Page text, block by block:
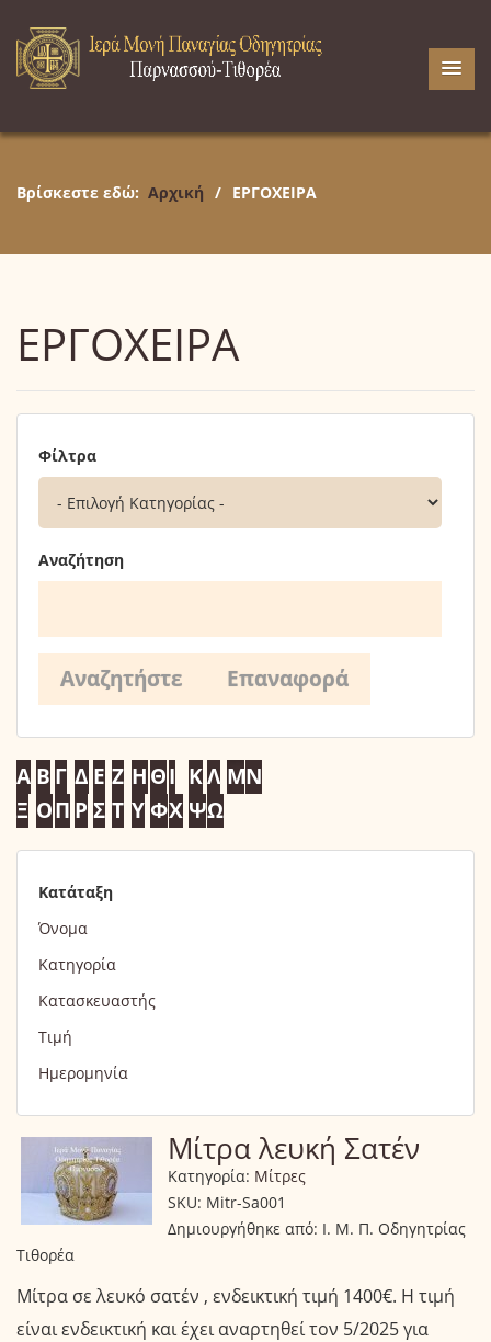
Βρίσκεστε εδώ: Αρχική / ΕΡΓΟΧΕΙΡΑ
ΕΡΓΟΧΕΙΡΑ
Φίλτρα
Αναζήτηση
Α Β Γ Δ Ε Ζ ΗΘΙ ΚΛ ΜΝ
Ξ ΟΠ Ρ Σ Τ Υ ΦΧ ΨΩ
Κατάταξη
Όνομα
Κατηγορία
Κατασκευαστής
Τιμή
Ημερομηνία
Μίτρα λευκή Σατέν
Κατηγορία: Μίτρες
SKU: Mitr-Sa001
Δημιουργήθηκε από: Ι. Μ. Π. Οδηγητρίας
Τιθορέα
Μίτρα σε λευκό σατέν , ενδεικτική τιμή 1400€. Η τιμή
είναι ενδεικτική και έχει αναρτηθεί τον 5/2025 για